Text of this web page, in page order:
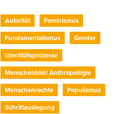
Autorität
Feminismus
Fundamentalismus
Gender
Identitätsprozesse
Menschenbild/ Anthropologie
Menschenrechte
Populismus
Schriftauslegung